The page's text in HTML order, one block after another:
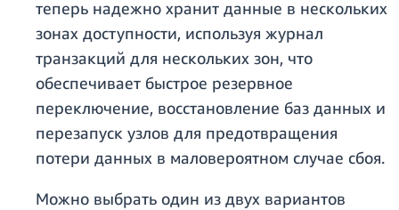
теперь надежно хранит данные в нескольких
зонах доступности, используя журнал
транзакций для нескольких зон, что
обеспечивает быстрое резервное
переключение, восстановление баз данных и
перезапуск узлов для предотвращения
потери данных в маловероятном случае сбоя.
Можно выбрать один из двух вариантов